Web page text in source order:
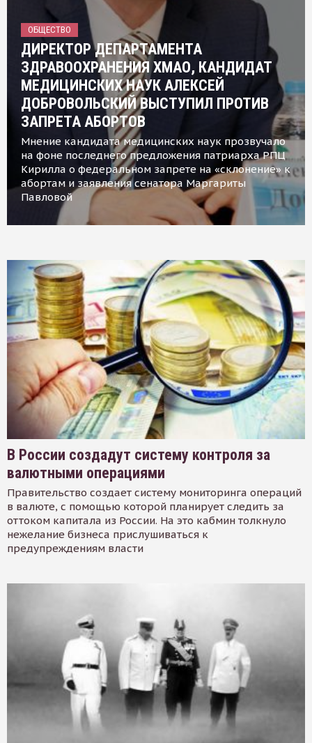
ОБЩЕСТВО
ДИРЕКТОР ДЕПАРТАМЕНТА
ЗДРАВООХРАНЕНИЯ ХМАО, КАНДИДАТ
МЕДИЦИНСКИХ НАУК АЛЕКСЕЙ
ДОБРОВОЛЬСКИЙ ВЫСТУПИЛ ПРОТИВ
ЗАПРЕТА АБОРТОВ
Мнение кандидата медицинских наук прозвучало
на фоне последнего предложения патриарха РПЦ
Кирилла о федеральном запрете на «склонение» к
абортам и заявления сенатора Маргариты
Павловой
В России создадут систему контроля за
валютными операциями
Правительство создает систему мониторинга операций
в валюте, с помощью которой планирует следить за
оттоком капитала из России. На это кабмин толкнуло
нежелание бизнеса прислушиваться к
предупреждениям власти